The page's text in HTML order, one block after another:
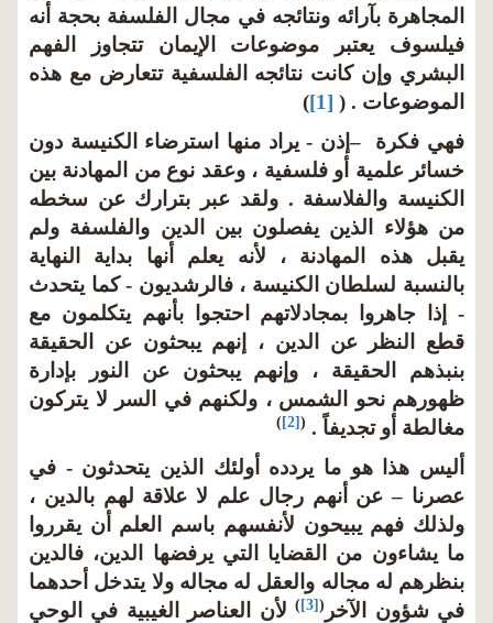
المجاهرة بآرائه ونتائجه في مجال الفلسفة بحجة أنه
فيلسوف يعتبر موضوعات الإيمان تتجاوز الفهم
البشري وإن كانت نتائجه الفلسفية تتعارض مع هذه
الموضوعات . ( [1]
)
فهي فكرة –إذن - يراد منها استرضاء الكنيسة دون
خسائر علمية أو فلسفية ، وعقد نوع من المهادنة بين
الكنيسة والفلاسفة . ولقد عبر بترارك عن سخطه
من هؤلاء الذين يفصلون بين الدين والفلسفة ولم
يقبل هذه المهادنة ، لأنه يعلم أنها بداية النهاية
بالنسبة لسلطان الكنيسة ، فالرشديون - كما يتحدث
- إذا جاهروا بمجادلاتهم احتجوا بأنهم يتكلمون مع
قطع النظر عن الدين ، إنهم يبحثون عن الحقيقة
بنبذهم الحقيقة ، وإنهم يبحثون عن النور بإدارة
ظهورهم نحو الشمس ، ولكنهم في السر لا يتركون
مغالطة أو تجديفاً . (
[2]
)
أليس هذا هو ما يردده أولئك الذين يتحدثون - في
عصرنا – عن أنهم رجال علم لا علاقة لهم بالدين ،
ولذلك فهم يبيحون لأنفسهم باسم العلم أن يقرروا
ما يشاءون من القضايا التي يرفضها الدين، فالدين
بنظرهم له مجاله والعقل له مجاله ولا يتدخل أحدهما
في شؤون الآخر (
[3]
)لأن العناصر الغيبية في الوحي